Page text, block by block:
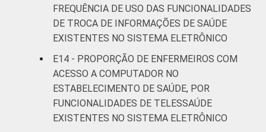
FREQUÊNCIA DE USO DAS FUNCIONALIDADES
DE TROCA DE INFORMAÇÕES DE SAÚDE
EXISTENTES NO SISTEMA ELETRÔNICO
E14 - PROPORÇÃO DE ENFERMEIROS COM
ACESSO A COMPUTADOR NO
ESTABELECIMENTO DE SAÚDE, POR
FUNCIONALIDADES DE TELESSAÚDE
EXISTENTES NO SISTEMA ELETRÔNICO